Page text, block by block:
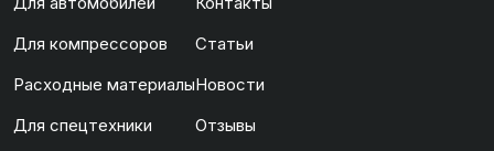
Для компрессоров
Расходные материалы
Для спецтехники
Статьи
Новости
Отзывы